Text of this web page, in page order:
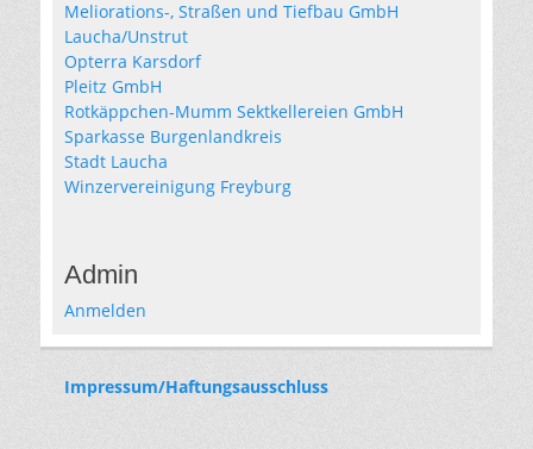
Meliorations-, Straßen und Tiefbau GmbH
Laucha/Unstrut
Opterra Karsdorf
Pleitz GmbH
Rotkäppchen-Mumm Sektkellereien GmbH
Sparkasse Burgenlandkreis
Stadt Laucha
Winzervereinigung Freyburg
Admin
Anmelden
Impressum/Haftungsausschluss